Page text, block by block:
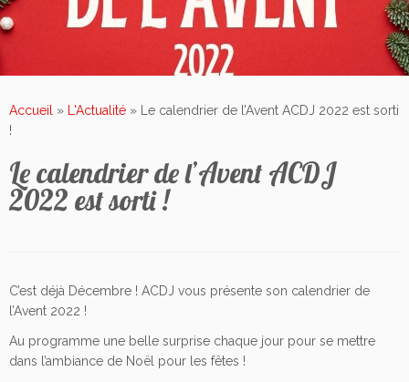
Accueil » L'Actualité »
Le calendrier de l’Avent ACDJ 2022 est sorti
!
Le calendrier de l’Avent ACDJ
2022 est sorti !
C’est déjà Décembre ! ACDJ vous présente son calendrier de
l’Avent 2022 !
Au programme une belle surprise chaque jour pour se mettre
dans l’ambiance de Noël pour les fêtes !